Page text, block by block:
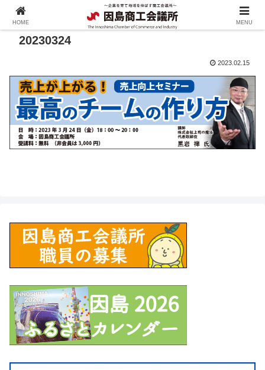
20230324
2023.02.15
HOME MENU